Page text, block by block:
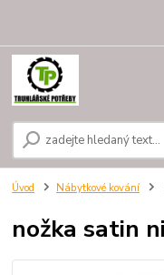
Úvod Nábytkové kování
nožka satin